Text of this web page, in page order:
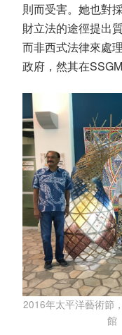
則而受害。她也對
財立法的途徑提出
而非西式法律來處
政府，然其在
2016年太平洋藝術節
館